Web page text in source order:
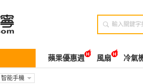

蘋果優惠週 風扇 冷氣
智能手機